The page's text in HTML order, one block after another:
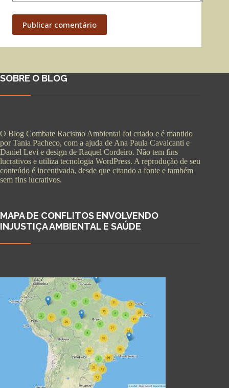
Publicar comentário
SOBRE O BLOG
O Blog Combate Racismo Ambiental foi criado e é mantido
por Tania Pacheco, com a ajuda de Ana Paula Cavalcanti e
Daniel Levi e design de Raquel Cordeiro. Não tem fins
lucrativos e utiliza tecnologia WordPress. A reprodução de seu
conteúdo é incentivada, desde que citando a fonte e também
sem fins lucrativos.
MAPA DE CONFLITOS ENVOLVENDO
INJUSTIÇA AMBIENTAL E SAÚDE